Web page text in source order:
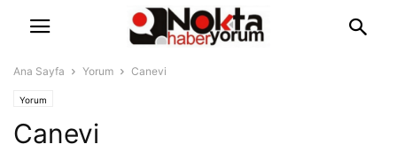
Ana Sayfa Yorum Canevi
Yorum
Canevi